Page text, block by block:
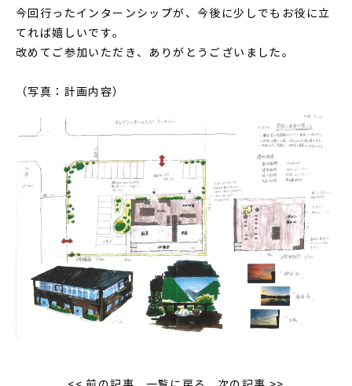
今回行ったインターンシップが、今後に少しでもお役に立
てれば嬉しいです。
改めてご参加いただき、ありがとうございました。
（写真：計画内容）